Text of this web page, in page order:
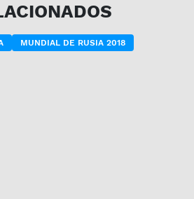
MUNDIAL DE RUSIA 2018